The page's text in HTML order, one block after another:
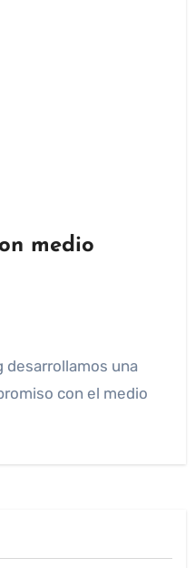
medio
con el medio